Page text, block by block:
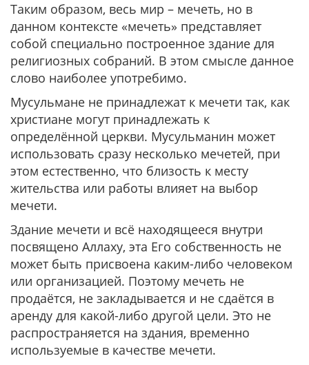
Таким образом, весь мир – мечеть, но в
данном контексте «мечеть» представляет
собой специально построенное здание для
религиозных собраний. В этом смысле данное
слово наиболее употребимо.
Мусульмане не принадлежат к мечети так, как
христиане могут принадлежать к
определённой церкви. Мусульманин может
использовать сразу несколько мечетей, при
этом естественно, что близость к месту
жительства или работы влияет на выбор
мечети.
Здание мечети и всё находящееся внутри
посвящено Аллаху, эта Его собственность не
может быть присвоена каким-либо человеком
или организацией. Поэтому мечеть не
продаётся, не закладывается и не сдаётся в
аренду для какой-либо другой цели. Это не
распространяется на здания, временно
используемые в качестве мечети.